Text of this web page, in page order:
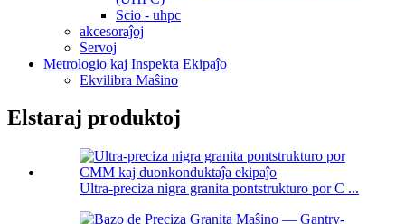
Scio - uhpc
akcesoraĵoj
Servoj
Metrologio kaj Inspekta Ekipaĵo
Ekvilibra Maŝino
Elstaraj produktoj
Ultra-preciza nigra granita pontstrukturo por C ...